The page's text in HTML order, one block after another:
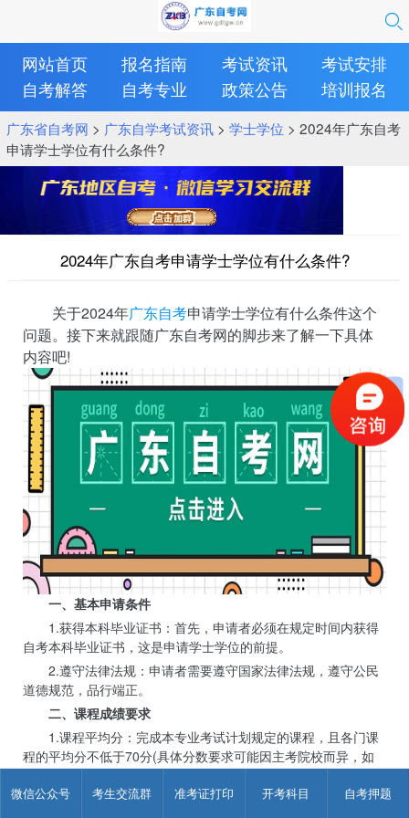
微信公众号 考生交流群 准考证打印 开考科目 自考押题
网站首页 报名指南 考试资讯
考试安排
自考解答
自考专业 政策公告 培训报名
广东省自考网 > 广东自学考试资讯> 学士学位 > 2024年广东自考
申请学士学位有什么条件?
2024年广东自考申请学士学位有什么条件?
关于2024年广东自考申请学士学位有什么条件这个
问题。接下来就跟随广东自考网的脚步来了解一下具体
内容吧!
一、基本申请条件
1.获得本科毕业证书：首先，申请者必须在规定时间内获得
自考本科毕业证书，这是申请学士学位的前提。
2.遵守法律法规：申请者需要遵守国家法律法规，遵守公民
道德规范，品行端正。
二、课程成绩要求
1.课程平均分：完成本专业考试计划规定的课程，且各门课
程的平均分不低于70分(具体分数要求可能因主考院校而异，如
设计需达到中等或以上等级)。